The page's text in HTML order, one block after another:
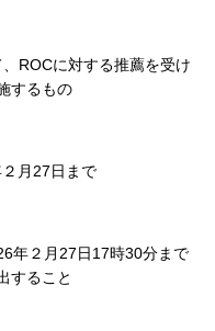
ROCに対する推薦を受け
するもの
月27日まで
年２月27日17時30分まで
すること